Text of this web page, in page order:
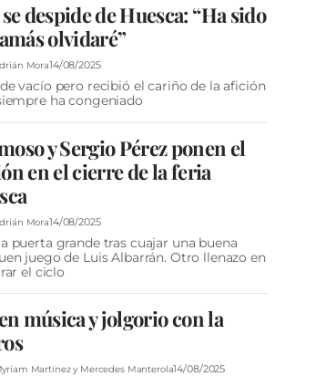
despide de Huesca: “Ha sido
olvidaré”
Mora14/08/2025
vacío pero recibió el cariño de la afición
ha congeniado
y Sergio Pérez ponen el
en el cierre de la feria
Mora14/08/2025
puerta grande tras cuajar una buena
juego de Luis Albarrán. Otro llenazo en
el ciclo
música y jolgorio con la
Martínez y Mercedes Manterola14/08/2025